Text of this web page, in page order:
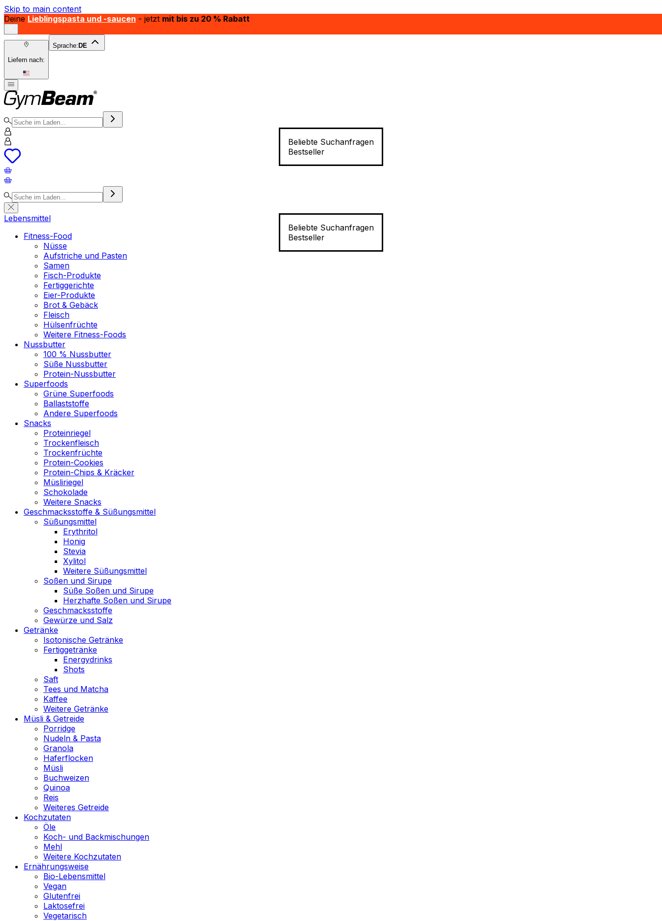
Skip to main content
Deine Lieblingspasta und -saucen - jetzt mit bis zu 20 % Rabatt
Liefern nach:
Sprache: DE
Beliebte Suchanfragen
Bestseller
Beliebte Suchanfragen
Bestseller
Lebensmittel
Fitness-Food
Nüsse
Aufstriche und Pasten
Samen
Fisch-Produkte
Fertiggerichte
Eier-Produkte
Brot & Gebäck
Fleisch
Hülsenfrüchte
Weitere Fitness-Foods
Nussbutter
100 % Nussbutter
Süße Nussbutter
Protein-Nussbutter
Superfoods
Grüne Superfoods
Ballaststoffe
Andere Superfoods
Snacks
Proteinriegel
Trockenfleisch
Trockenfrüchte
Protein-Cookies
Protein-Chips & Kräcker
Müsliriegel
Schokolade
Weitere Snacks
Geschmacksstoffe & Süßungsmittel
Süßungsmittel
Erythritol
Honig
Stevia
Xylitol
Weitere Süßungsmittel
Soßen und Sirupe
Süße Soßen und Sirupe
Herzhafte Soßen und Sirupe
Geschmacksstoffe
Gewürze und Salz
Getränke
Isotonische Getränke
Fertiggetränke
Energydrinks
Shots
Saft
Tees und Matcha
Kaffee
Weitere Getränke
Müsli & Getreide
Porridge
Nudeln & Pasta
Granola
Haferflocken
Müsli
Buchweizen
Quinoa
Reis
Weiteres Getreide
Kochzutaten
Öle
Koch- und Backmischungen
Mehl
Weitere Kochzutaten
Ernährungsweise
Bio-Lebensmittel
Vegan
Glutenfrei
Laktosefrei
Vegetarisch